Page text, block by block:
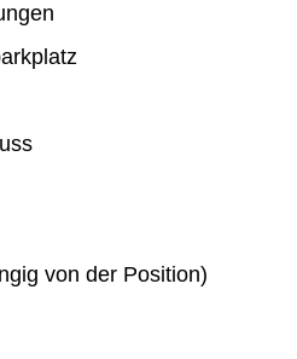
von der Position)